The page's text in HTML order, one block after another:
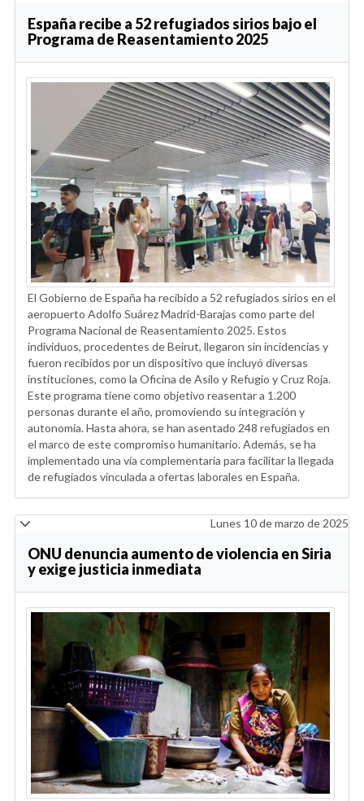
España recibe a 52 refugiados sirios bajo el
Programa de Reasentamiento 2025
El Gobierno de España ha recibido a 52 refugiados sirios en el
aeropuerto Adolfo Suárez Madrid-Barajas como parte del
Programa Nacional de Reasentamiento 2025. Estos
individuos, procedentes de Beirut, llegaron sin incidencias y
fueron recibidos por un dispositivo que incluyó diversas
instituciones, como la Oficina de Asilo y Refugio y Cruz Roja.
Este programa tiene como objetivo reasentar a 1.200
personas durante el año, promoviendo su integración y
autonomía. Hasta ahora, se han asentado 248 refugiados en
el marco de este compromiso humanitario. Además, se ha
implementado una vía complementaria para facilitar la llegada
de refugiados vinculada a ofertas laborales en España.
Lunes 10 de marzo de 2025
ONU denuncia aumento de violencia en Siria
y exige justicia inmediata